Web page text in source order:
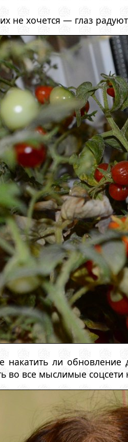
не хочется — глаз
ли
во все мыслимые